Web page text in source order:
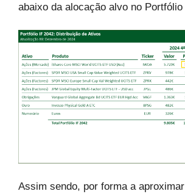
abaixo da alocação alvo no Portfólio
Assim sendo, por forma a